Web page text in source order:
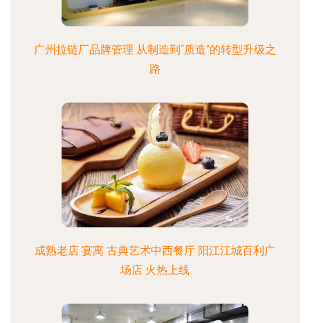
广州拉链厂品牌管理 从制造到“质造”的转型升级之
路
成熟老店 宴寓 古典艺术中西餐厅 阳江江城百利广
场店 火热上线